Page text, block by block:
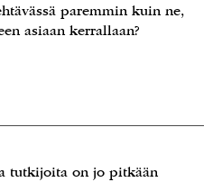
paremmin kuin ne,
asiaan kerrallaan?
tutkijoita on jo pitkään